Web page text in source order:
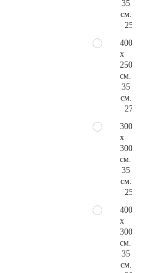
35
см.
400
x
250
см.
35
см.
300
x
300
см.
35
см.
400
x
300
см.
35
см.